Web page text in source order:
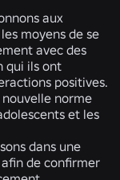
aux
moyens de se
avec des
qui ils ont
positives.
norme
et les
dans une
de confirmer